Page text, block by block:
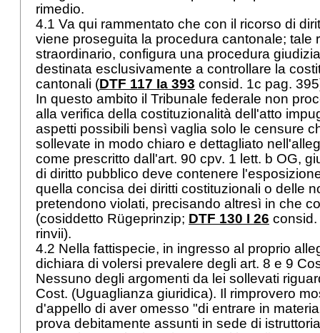
rimedio.
4.1 Va qui rammentato che con il ricorso di
viene proseguita la procedura cantonale; tale
straordinario, configura una procedura
destinata esclusivamente a controllare la
cantonali (DTF 117 Ia 393 consid. 1c pag.
In questo ambito il Tribunale federale non
alla verifica della costituzionalità dell'atto
aspetti possibili bensì vaglia solo le censure
sollevate in modo chiaro e dettagliato
come prescritto dall'art. 90 cpv. 1 lett. b OG,
di diritto pubblico deve contenere
quella concisa dei diritti costituzionali o delle
pretendono violati, precisando altresì in che
(cosiddetto Rügeprinzip; DTF 130 I 26
rinvii).
4.2 Nella fattispecie, in ingresso al proprio
dichiara di volersi prevalere degli art. 8 e 9
Nessuno degli argomenti da lei sollevati
Cost. (Uguaglianza giuridica). Il rimprovero
d'appello di aver omesso "di entrare in
prova debitamente assunti in sede di